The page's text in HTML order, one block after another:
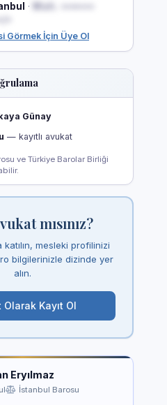
·
Görmek İçin Üye Ol
Günay
— kayıtlı avukat
ve Türkiye Barolar Birliği
mısınız?
mesleki profilinizi
bilgilerinizle dizinde yer
alın.
Olarak Kayıt Ol
Eryılmaz
İstanbul Barosu